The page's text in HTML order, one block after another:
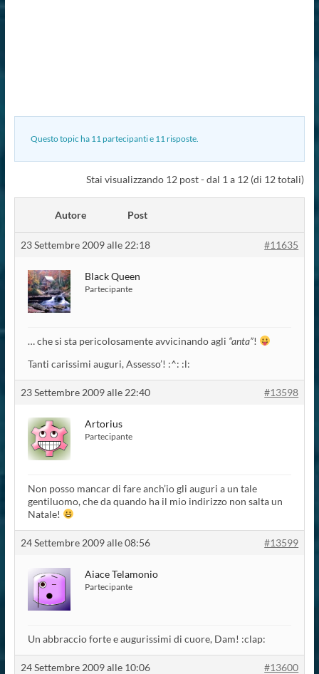
Questo topic ha 11 partecipanti e 11 risposte.
Stai visualizzando 12 post - dal 1 a 12 (di 12 totali)
Autore Post
23 Settembre 2009 alle 22:18 #11635
Black Queen
Partecipante
… che si sta pericolosamente avvicinando agli “anta”!
Tanti carissimi auguri, Assesso’! :^: :l:
23 Settembre 2009 alle 22:40 #13598
Artorius
Partecipante
Non posso mancar di fare anch’io gli auguri a un tale
gentiluomo, che da quando ha il mio indirizzo non salta un
Natale!
24 Settembre 2009 alle 08:56 #13599
Aiace Telamonio
Partecipante
Un abbraccio forte e augurissimi di cuore, Dam! :clap:
24 Settembre 2009 alle 10:06 #13600